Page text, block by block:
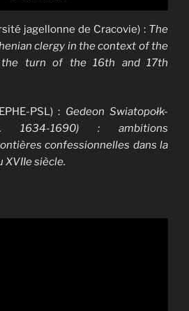
jagellonne de Cracovie) : The
clergy in the context of the
the turn of the 16th and 17th
PSL) : Gedeon Swiatopołk-
1634-1690) : ambitions
confessionnelles dans la
XVIIe siècle.